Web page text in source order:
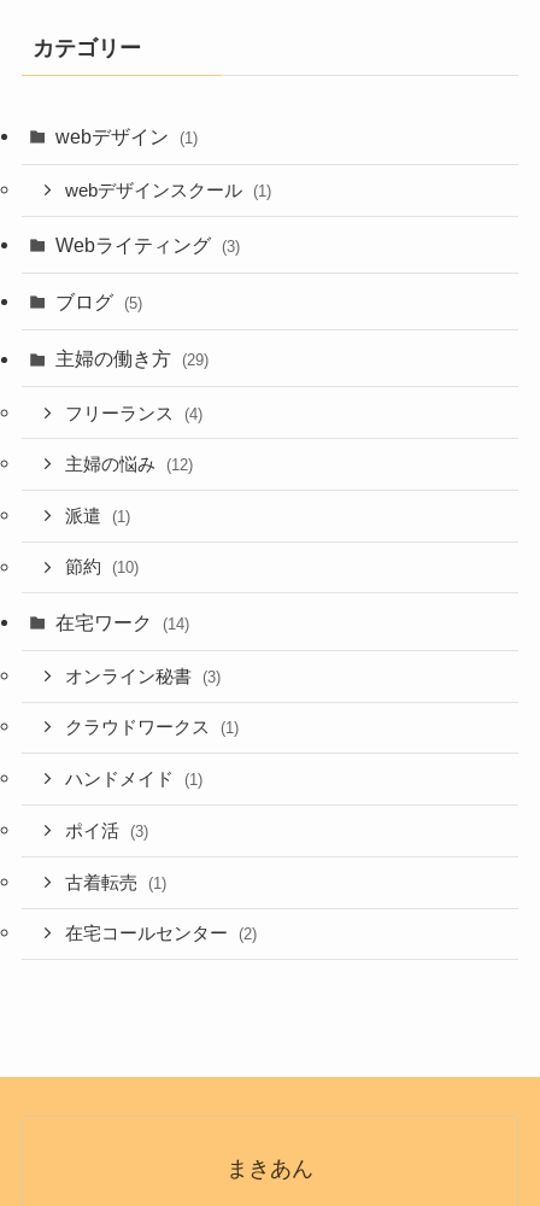
カテゴリー
webデザイン (1)
webデザインスクール (1)
Webライティング (3)
ブログ (5)
主婦の働き方 (29)
フリーランス (4)
主婦の悩み (12)
派遣 (1)
節約 (10)
在宅ワーク (14)
オンライン秘書 (3)
クラウドワークス (1)
ハンドメイド (1)
ポイ活 (3)
古着転売 (1)
在宅コールセンター (2)
まきあん